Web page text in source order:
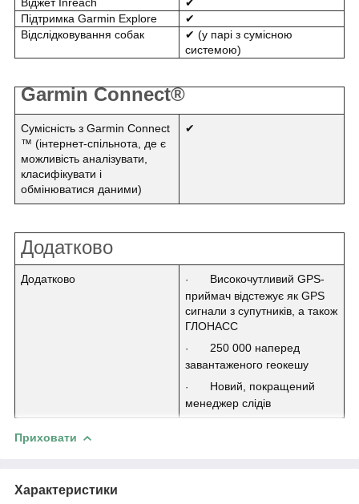
Підтримка Garmin Explore
✔
Відслідковування собак
✔ (у парі з сумісною
системою)
Garmin Connect®
Сумісність з Garmin Connect
™ (інтернет-спільнота, де є
можливість аналізувати,
класифікувати і
обмінюватися даними)
✔
Додатково
Додатково ·
Високочутливий GPS-
приймач відстежує як GPS
сигнали з супутників, а також
ГЛОНАСС
·
250 000 наперед
завантаженого геокешу
·
Новий, покращений
менеджер слідів
Приховати
Характеристики